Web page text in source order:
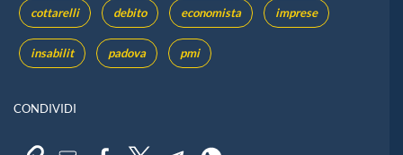
cottarelli debito economista imprese
insabilit padova pmi
CONDIVIDI